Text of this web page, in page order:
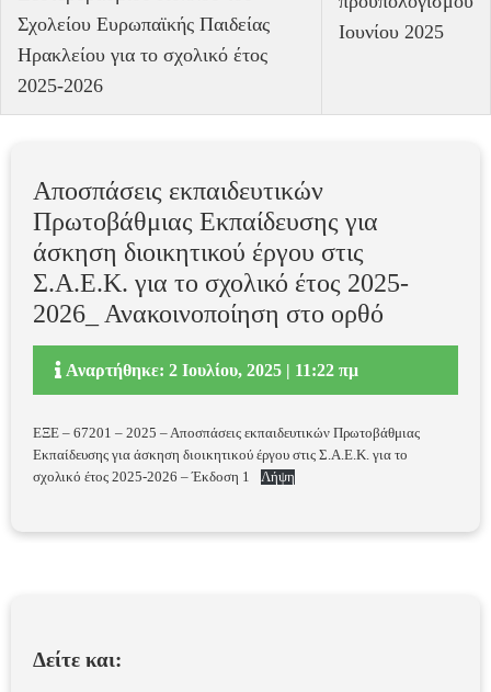
Σχολείου Ευρωπαϊκής Παιδείας
Ηρακλείου για το σχολικό έτος
2025-2026
Ιουνίου 2025
Αποσπάσεις εκπαιδευτικών
Πρωτοβάθμιας Εκπαίδευσης για
άσκηση διοικητικού έργου στις
Σ.Α.Ε.Κ. για το σχολικό έτος 2025-
2026_ Ανακοινοποίηση στο ορθό
Αναρτήθηκε: 2 Ιουλίου, 2025 | 11:22 πμ
ΕΞΕ – 67201 – 2025 – Αποσπάσεις εκπαιδευτικών Πρωτοβάθμιας
Εκπαίδευσης για άσκηση διοικητικού έργου στις Σ.Α.Ε.Κ. για το
σχολικό έτος 2025-2026 – Έκδοση 1
Λήψη
Δείτε και: